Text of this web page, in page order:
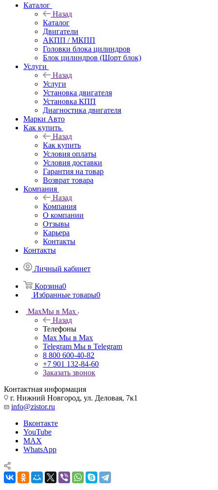
Каталог
Назад
Каталог
Двигатели
АКПП / МКПП
Головки блока цилиндров
Блок цилиндров (Шорт блок)
Услуги
Назад
Услуги
Установка двигателя
Установка КПП
Диагностика двигателя
Марки Авто
Как купить
Назад
Как купить
Условия оплаты
Условия доставки
Гарантия на товар
Возврат товара
Компания
Назад
Компания
О компании
Отзывы
Карьера
Контакты
Контакты
Личный кабинет
Корзина0
Избранные товары0
MaxМы в Max
Назад
Телефоны
Max Мы в Max
Telegram Мы в Telegram
8 800 600-40-82
+7 901 132-84-60
Заказать звонок
Контактная информация
г. Нижний Новгород, ул. Деловая, 7к1
info@zistor.ru
Вконтакте
YouTube
MAX
WhatsApp